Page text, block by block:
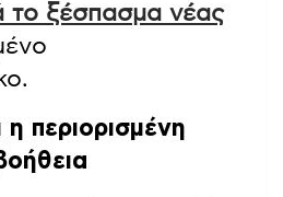
το ξέσπασμα νέας
η περιορισμένη